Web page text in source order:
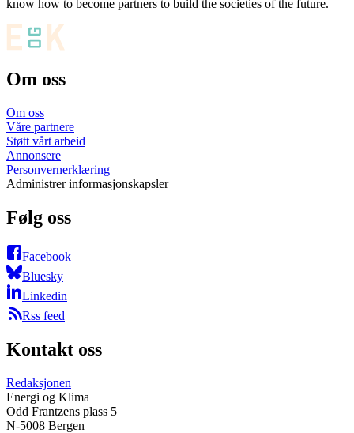
know how to become partners to build the societies of the future.
Om oss
Om oss
Våre partnere
Støtt vårt arbeid
Annonsere
Personvernerklæring
Administrer informasjonskapsler
Følg oss
Facebook
Bluesky
Linkedin
Rss feed
Kontakt oss
Redaksjonen
Energi og Klima
Odd Frantzens plass 5
N-5008 Bergen